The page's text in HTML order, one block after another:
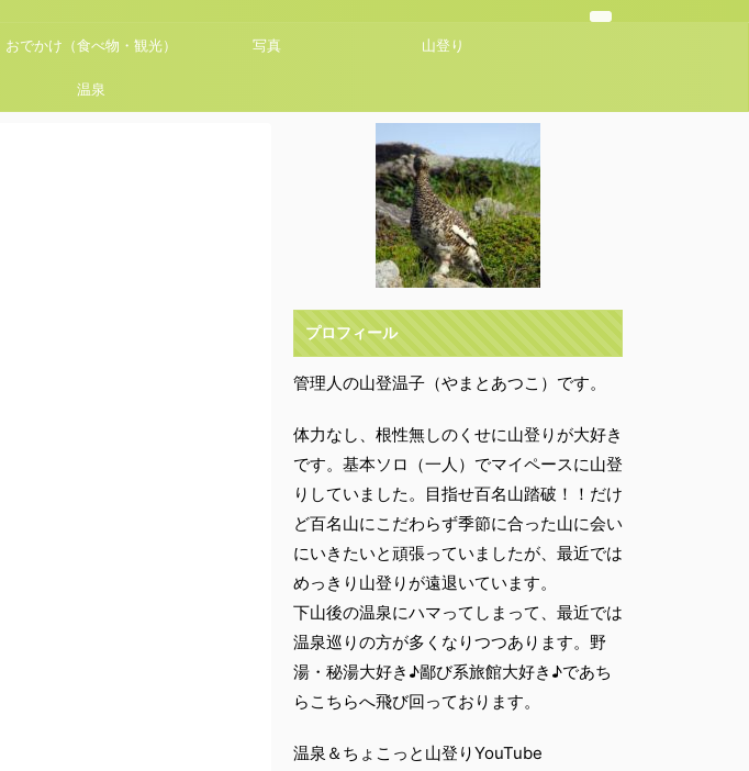
おでかけ（食べ物・観光） 写真 山登り
温泉
プロフィール
管理人の山登温子（やまとあつこ）です。
体力なし、根性無しのくせに山登りが大好き
です。基本ソロ（一人）でマイペースに山登
りしていました。目指せ百名山踏破！！だけ
ど百名山にこだわらず季節に合った山に会い
にいきたいと頑張っていましたが、最近では
めっきり山登りが遠退いています。
下山後の温泉にハマってしまって、最近では
温泉巡りの方が多くなりつつあります。野
湯・秘湯大好き♪鄙び系旅館大好き♪であち
らこちらへ飛び回っております。
温泉＆ちょこっと山登りYouTube